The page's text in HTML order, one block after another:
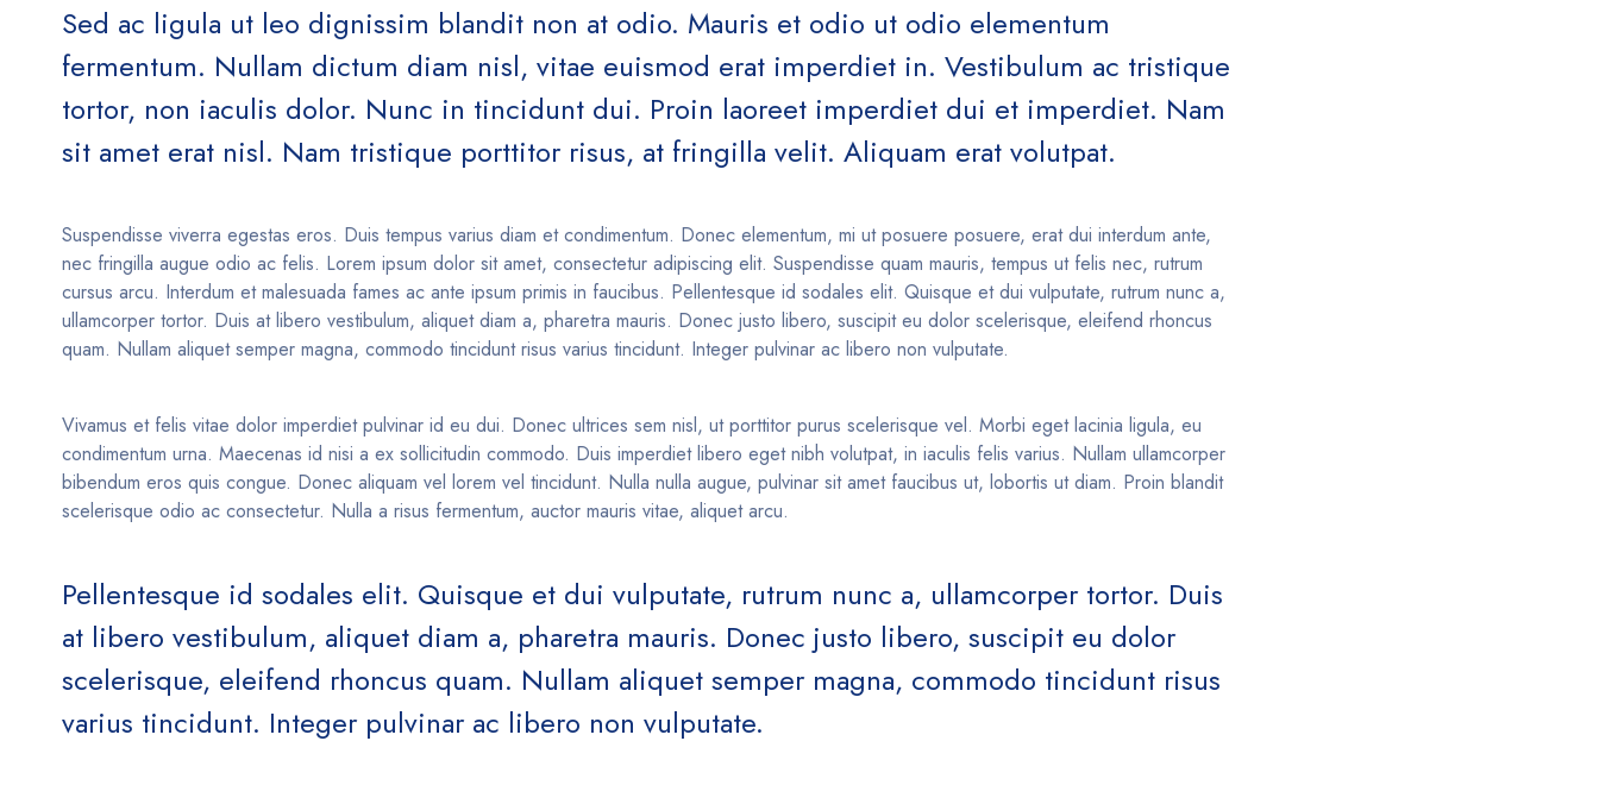
Sed ac ligula ut leo dignissim blandit non at odio. Mauris et odio ut odio elementum
fermentum. Nullam dictum diam nisl, vitae euismod erat imperdiet in. Vestibulum ac tristique
tortor, non iaculis dolor. Nunc in tincidunt dui. Proin laoreet imperdiet dui et imperdiet. Nam
sit amet erat nisl. Nam tristique porttitor risus, at fringilla velit. Aliquam erat volutpat.
Suspendisse viverra egestas eros. Duis tempus varius diam et condimentum. Donec elementum, mi ut posuere posuere, erat dui interdum ante,
nec fringilla augue odio ac felis. Lorem ipsum dolor sit amet, consectetur adipiscing elit. Suspendisse quam mauris, tempus ut felis nec, rutrum
cursus arcu. Interdum et malesuada fames ac ante ipsum primis in faucibus. Pellentesque id sodales elit. Quisque et dui vulputate, rutrum nunc a,
ullamcorper tortor. Duis at libero vestibulum, aliquet diam a, pharetra mauris. Donec justo libero, suscipit eu dolor scelerisque, eleifend rhoncus
quam. Nullam aliquet semper magna, commodo tincidunt risus varius tincidunt. Integer pulvinar ac libero non vulputate.
Vivamus et felis vitae dolor imperdiet pulvinar id eu dui. Donec ultrices sem nisl, ut porttitor purus scelerisque vel. Morbi eget lacinia ligula, eu
condimentum urna. Maecenas id nisi a ex sollicitudin commodo. Duis imperdiet libero eget nibh volutpat, in iaculis felis varius. Nullam ullamcorper
bibendum eros quis congue. Donec aliquam vel lorem vel tincidunt. Nulla nulla augue, pulvinar sit amet faucibus ut, lobortis ut diam. Proin blandit
scelerisque odio ac consectetur. Nulla a risus fermentum, auctor mauris vitae, aliquet arcu.
Pellentesque id sodales elit. Quisque et dui vulputate, rutrum nunc a, ullamcorper tortor. Duis
at libero vestibulum, aliquet diam a, pharetra mauris. Donec justo libero, suscipit eu dolor
scelerisque, eleifend rhoncus quam. Nullam aliquet semper magna, commodo tincidunt risus
varius tincidunt. Integer pulvinar ac libero non vulputate.